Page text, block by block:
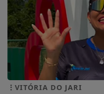
VITÓRIA DO JARI